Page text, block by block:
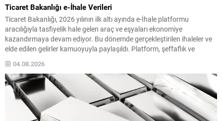
Ticaret Bakanlığı e-İhale Verileri
Ticaret Bakanlığı, 2026 yılının ilk altı ayında e-İhale platformu
aracılığıyla tasfiyelik hale gelen araç ve eşyaları ekonomiye
kazandırmaya devam ediyor. Bu dönemde gerçekleştirilen ihaleler ve
elde edilen gelirler kamuoyuyla paylaşıldı. Platform, şeffaflık ve
erişilebilirlik ilkeleri doğrultusunda işlemeye devam ederek hem
vatandaşların hem de tüzel kişilerin dijital ortamda kolayca işlem
yapmasına...
04.08.2026